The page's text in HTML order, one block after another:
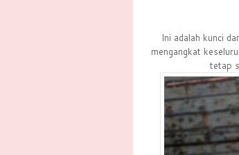
Ini adalah kunci
mengangkat
tetap